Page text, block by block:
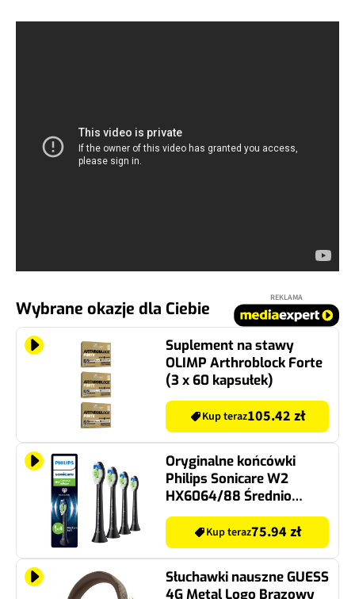
Wybrane okazje dla Ciebie
REKLAMA
Suplement na stawy
OLIMP Arthroblock Forte
(3 x 60 kapsułek)
Kup teraz105.42 zł
Oryginalne końcówki
Philips Sonicare W2
HX6064/88 Średnio
miękkie włókna (4 szt.
zapas na rok)
(Wybielające)
Kup teraz75.94 zł
Słuchawki nauszne GUESS
4G Metal Logo Brązowy